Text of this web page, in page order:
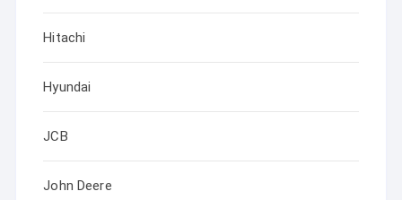
Hitachi
Hyundai
JCB
John Deere